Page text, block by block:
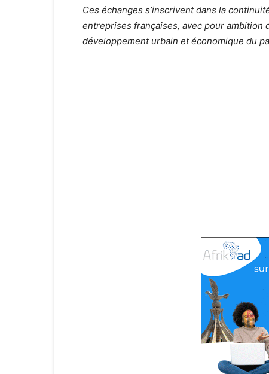
Ces échanges s’inscrivent dans la
entreprises françaises, avec pour
développement urbain et économique du